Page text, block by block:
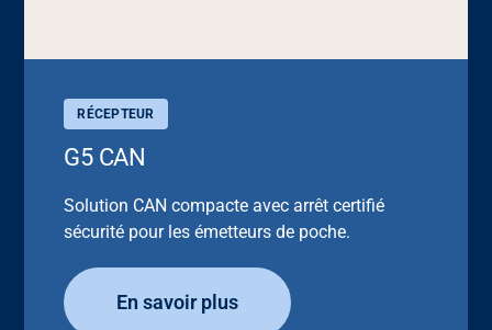
RÉCEPTEUR
G5 CAN
Solution CAN compacte avec arrêt certifié
sécurité pour les émetteurs de poche.
En savoir plus